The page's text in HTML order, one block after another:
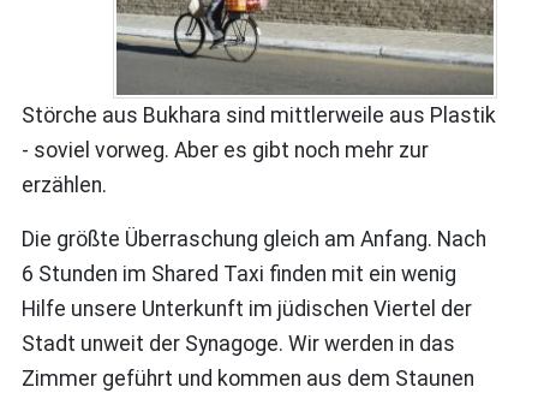
Störche aus Bukhara sind mittlerweile aus Plastik
- soviel vorweg. Aber es gibt noch mehr zur
erzählen.
Die größte Überraschung gleich am Anfang. Nach
6 Stunden im Shared Taxi finden mit ein wenig
Hilfe unsere Unterkunft im jüdischen Viertel der
Stadt unweit der Synagoge. Wir werden in das
Zimmer geführt und kommen aus dem Staunen